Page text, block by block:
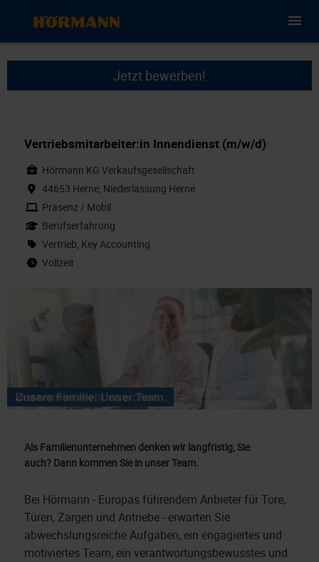
Jetzt bewerben!
Vertriebsmitarbeiter:in Innendienst (m/w/d)
Hörmann KG Verkaufsgesellschaft
44653 Herne, Niederlassung Herne
Präsenz / Mobil
Berufserfahrung
Vertrieb, Key Accounting
Vollzeit
Als Familienunternehmen denken wir langfristig, Sie
auch? Dann kommen Sie in unser Team.
Bei Hörmann - Europas führendem Anbieter für Tore,
Türen, Zargen und Antriebe - erwarten Sie
abwechslungsreiche Aufgaben, ein engagiertes und
motiviertes Team, ein verantwortungsbewusstes und